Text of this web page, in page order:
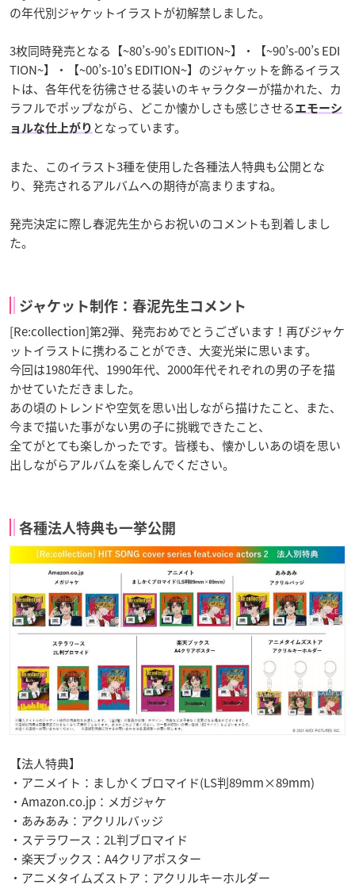
の年代別ジャケットイラストが初解禁しました。
3枚同時発売となる【~80’s-90’s EDITION~】・【~90’s-00’s EDI
TION~】・【~00’s-10’s EDITION~】のジャケットを飾るイラス
トは、各年代を彷彿させる装いのキャラクターが描かれた、カ
ラフルでポップながら、どこか懐かしさも感じさせる エモーシ
ョルな仕上がり となっています。
また、このイラスト3種を使用した各種法人特典も公開とな
り、発売されるアルバムへの期待が高まりますね。
発売決定に際し春泥先生からお祝いのコメントも到着しまし
た。
ジャケット制作：春泥先生コメント
[Re:collection]第2弾、発売おめでとうございます！再びジャケ
ットイラストに携わることができ、大変光栄に思います。
今回は1980年代、1990年代、2000年代それぞれの男の子を描
かせていただきました。
あの頃のトレンドや空気を思い出しながら描けたこと、また、
今まで描いた事がない男の子に挑戦できたこと、
全てがとても楽しかったです。皆様も、懐かしいあの頃を思い
出しながらアルバムを楽しんでください。
各種法人特典も一挙公開
【法人特典】
・アニメイト：ましかくブロマイド(LS判89mm×89mm)
・Amazon.co.jp：メガジャケ
・あみあみ：アクリルバッジ
・ステラワース：2L判ブロマイド
・楽天ブックス：A4クリアポスター
・アニメタイムズストア：アクリルキーホルダー